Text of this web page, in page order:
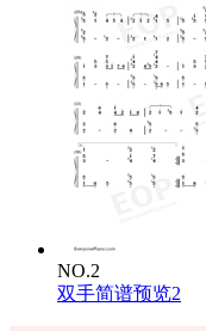
NO.2
双手简谱预览2